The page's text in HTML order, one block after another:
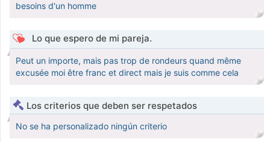
besoins d'un homme
Lo que espero de mi pareja.
Peut un importe, mais pas trop de rondeurs quand même
excusée moi être franc et direct mais je suis comme cela
Los criterios que deben ser respetados
No se ha personalizado ningún criterio